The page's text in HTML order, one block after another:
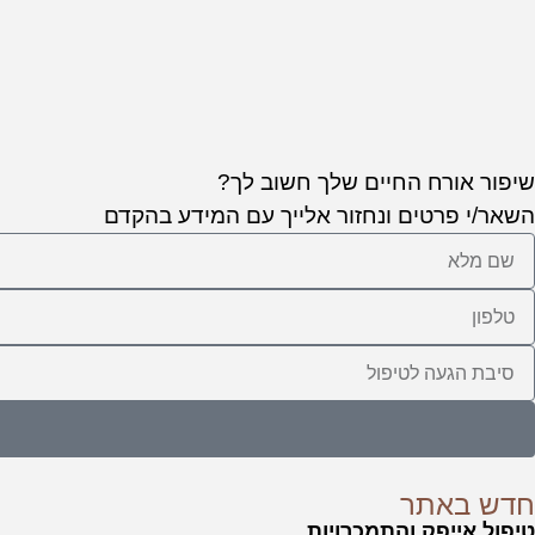
שיפור אורח החיים שלך חשוב לך?
השאר/י פרטים ונחזור אלייך עם המידע בהקדם
חדש באתר